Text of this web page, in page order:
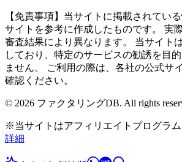
【免責事項】当サイトに掲載されてい
サイトを参考に作成したものです。 実
審査結果により異なります。 当サイト
しており、特定のサービスの勧誘を目
ません。 ご利用の際は、各社の公式サ
確認ください。
© 2026 ファクタリングDB. All rights
※当サイトはアフィリエイトプログラム
詳細